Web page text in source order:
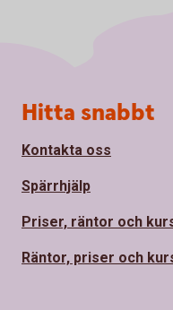
Sidfot
Hitta snabbt
Kontakta oss
Spärrhjälp
Priser, räntor och
Räntor, priser och